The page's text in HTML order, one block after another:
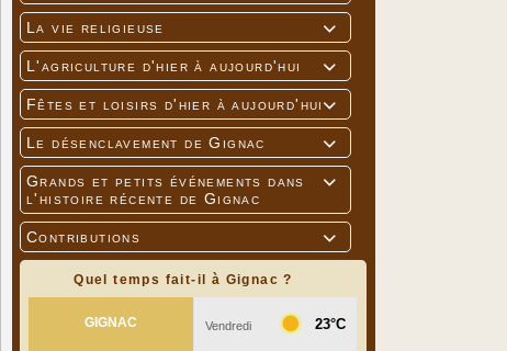

La vie religieuse

L'agriculture d'hier à aujourd'hui

Fêtes et loisirs d'hier à aujourd'hui

Le désenclavement de Gignac

Grands et petits événements dans
l'histoire récente de Gignac

Contributions
Quel temps fait-il à Gignac ?